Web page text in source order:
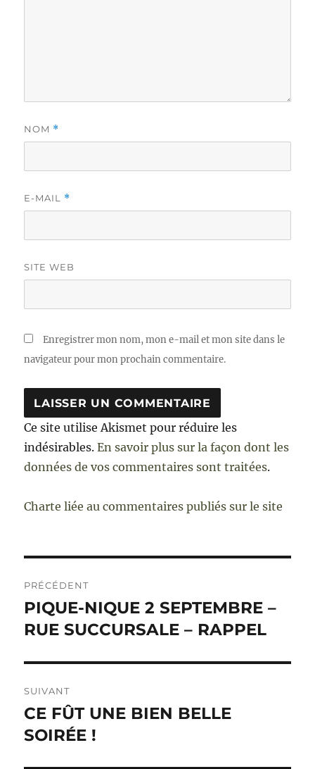
NOM *
E-MAIL *
SITE WEB
Enregistrer mon nom, mon e-mail et mon site dans le
navigateur pour mon prochain commentaire.
Ce site utilise Akismet pour réduire les
indésirables.En savoir plus sur la façon dont les
données de vos commentaires sont traitées.
Charte liée au commentaires publiés sur le site
de
l’article
PRÉCÉDENT
Publication
précédente :
PIQUE-NIQUE 2 SEPTEMBRE –
RUE SUCCURSALE – RAPPEL
SUIVANT
Publication
suivante :
CE FÛT UNE BIEN BELLE
SOIRÉE !